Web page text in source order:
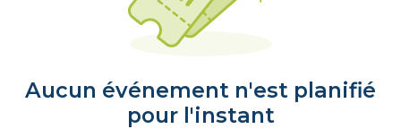
Aucun événement n'est planifié
pour l'instant